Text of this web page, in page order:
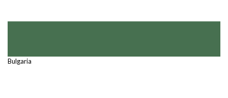
Bulgaria